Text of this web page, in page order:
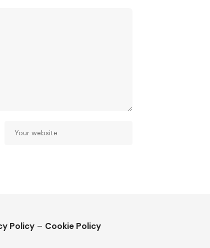
Policy – Cookie Policy